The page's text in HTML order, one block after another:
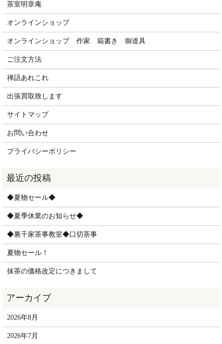
茶室明章庵
オンラインショップ
オンラインショップ 作家 箱書き 御道具
ご注文方法
禅語あれこれ
出張買取致します
サイトマップ
お問い合わせ
プライバシーポリシー
◆夏物セール◆
◆夏季休業のお知らせ◆
◆裏千家茶事教室◆口切茶事
夏物セール！
抹茶の価格改定につきまして
2026年8月
2026年7月